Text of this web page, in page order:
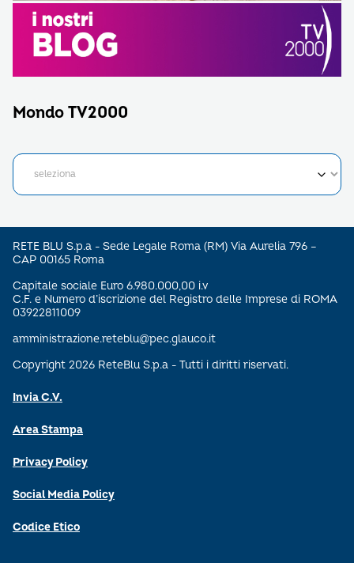
Mondo TV2000
RETE BLU S.p.a - Sede Legale Roma (RM) Via Aurelia 796 –
CAP 00165 Roma
Capitale sociale Euro 6.980.000,00 i.v
C.F. e Numero d’iscrizione del Registro delle Imprese di ROMA
03922811009
amministrazione.reteblu@pec.glauco.it
Copyright 2026 ReteBlu S.p.a - Tutti i diritti riservati.
Invia C.V.
Area Stampa
Privacy Policy
Social Media Policy
Codice Etico